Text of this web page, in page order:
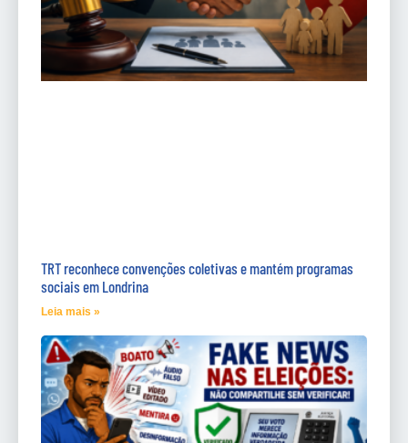
TRT reconhece convenções coletivas e mantém programas
sociais em Londrina
Leia mais »